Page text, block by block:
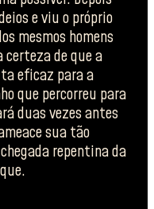
e viu o próprio
mesmos homens
de que a
eficaz para a
que percorreu para
duas vezes antes
sua tão
repentina da